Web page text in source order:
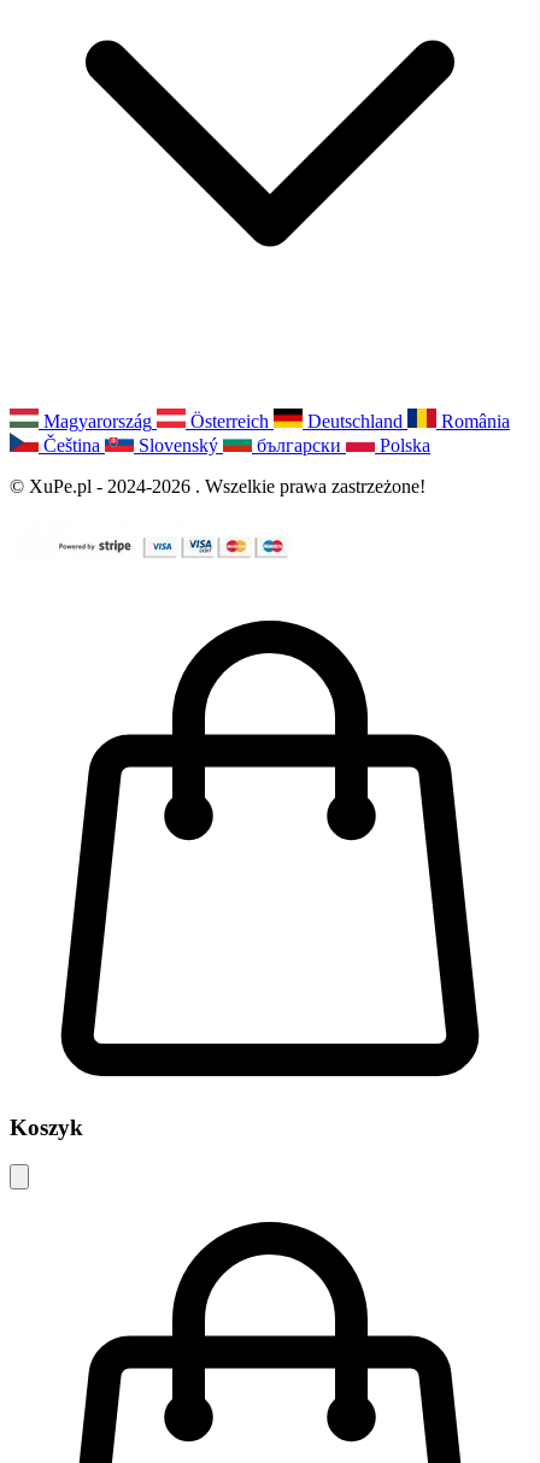
Magyarország Österreich Deutschland
România
Čeština
Slovenský български
Polska
© XuPe.pl - 2024-2026 . Wszelkie prawa zastrzeżone!
Koszyk